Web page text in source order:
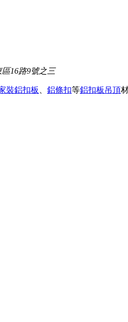
16路9號之三
裝鋁扣板 、 鋁條扣等鋁扣板吊頂